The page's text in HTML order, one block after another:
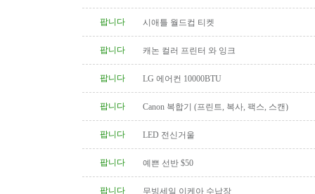
팝니다 시애틀 월드컵 티켓
팝니다 캐논 컬러 프린터 와 잉크
팝니다 LG 에어컨 10000BTU
팝니다 Canon 복합기 (프린트, 복사, 팩스, 스캔)
팝니다 LED 전신거울
팝니다 예쁜 선반 $50
팝니다 무빙세일 이케아 수납장